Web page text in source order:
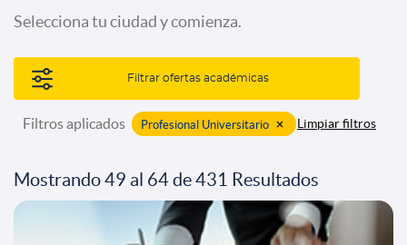
Selecciona tu ciudad y comienza.
Filtrar ofertas académicas
Filtros aplicados x
Profesional Universitario Limpiar filtros
Mostrando 49 al 64 de 431 Resultados